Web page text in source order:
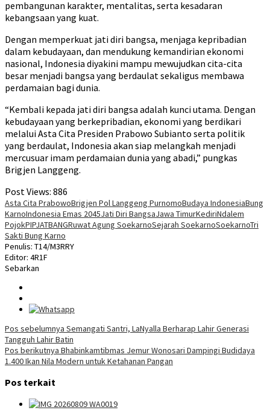
pembangunan karakter, mentalitas, serta kesadaran
kebangsaan yang kuat.
Dengan memperkuat jati diri bangsa, menjaga kepribadian
dalam kebudayaan, dan mendukung kemandirian ekonomi
nasional, Indonesia diyakini mampu mewujudkan cita-cita
besar menjadi bangsa yang berdaulat sekaligus membawa
perdamaian bagi dunia.
“Kembali kepada jati diri bangsa adalah kunci utama. Dengan
kebudayaan yang berkepribadian, ekonomi yang berdikari
melalui Asta Cita Presiden Prabowo Subianto serta politik
yang berdaulat, Indonesia akan siap melangkah menjadi
mercusuar imam perdamaian dunia yang abadi,” pungkas
Brigjen Langgeng.
Post Views: 886
Asta Cita PrabowoBrigjen Pol Langgeng PurnomoBudaya IndonesiaBung
KarnoIndonesia Emas 2045Jati Diri BangsaJawa TimurKediriNdalem
PojokPIPJATBANGRuwat Agung SoekarnoSejarah SoekarnoSoekarnoTri
Sakti Bung Karno
Penulis: T14/M3RRY
Editor: 4R1F
Sebarkan
Navigasi
pos
Pos sebelumnya Semangati Santri, LaNyalla Berharap Lahir Generasi
Tangguh Lahir Batin
Pos berikutnya Bhabinkamtibmas Jemur Wonosari Dampingi Budidaya
1.400 Ikan Nila Modern untuk Ketahanan Pangan
Pos terkait